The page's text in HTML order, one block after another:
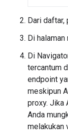
Dari daftar,
Di
Di
tercantum
endpoint
meskipun
proxy. Jika
Anda
melakukan